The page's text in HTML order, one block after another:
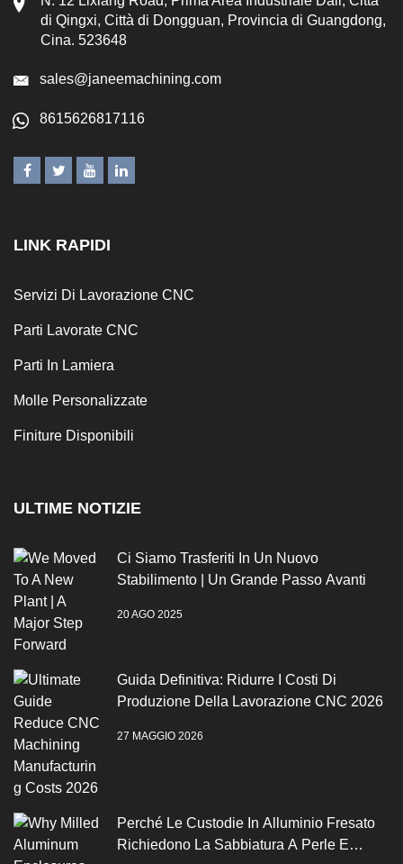
di Qingxi, Città di Dongguan, Provincia di Guangdong,
Cina. 523648
sales@janeemachining.com
8615626817116
LINK RAPIDI
Servizi Di Lavorazione CNC
Parti Lavorate CNC
Parti In Lamiera
Molle Personalizzate
Finiture Disponibili
ULTIME NOTIZIE
Ci Siamo Trasferiti In Un Nuovo
Stabilimento | Un Grande Passo Avanti
20 AGO 2025
Guida Definitiva: Ridurre I Costi Di
Produzione Della Lavorazione CNC 2026
27 MAGGIO 2026
Perché Le Custodie In Alluminio Fresato
Richiedono La Sabbiatura A Perle E